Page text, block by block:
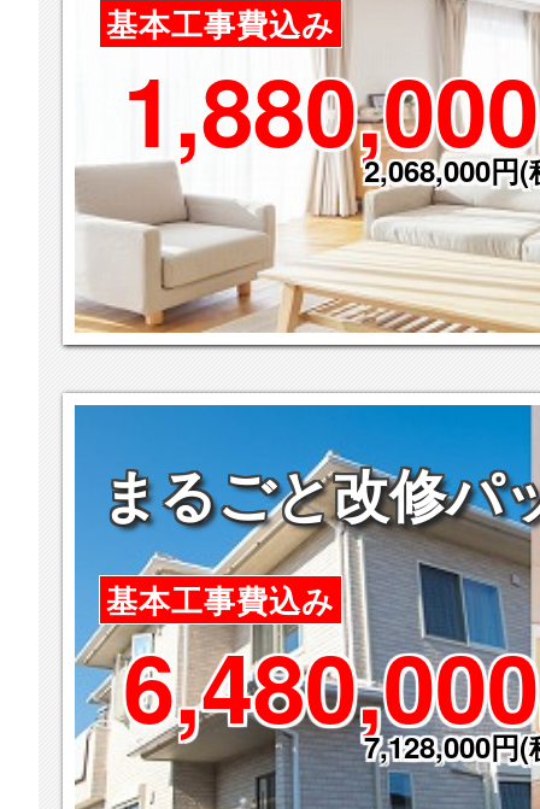
基本工事費込み
1,880,000
2,068,000円(税
まるごと改修パ
基本工事費込み
6,480,000
7,128,000円(税